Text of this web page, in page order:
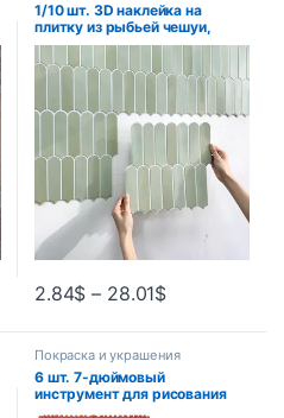
1/10 шт. 3D наклейка на
плитку из рыбьей чешуи,
самоклеящаяся 3D зеленая
плитка, фартук для кухни,
ванной комнаты, устойчивая
2.84$ – 28.01$
Покраска и украшения
6 шт. 7-дюймовый
инструмент для рисования